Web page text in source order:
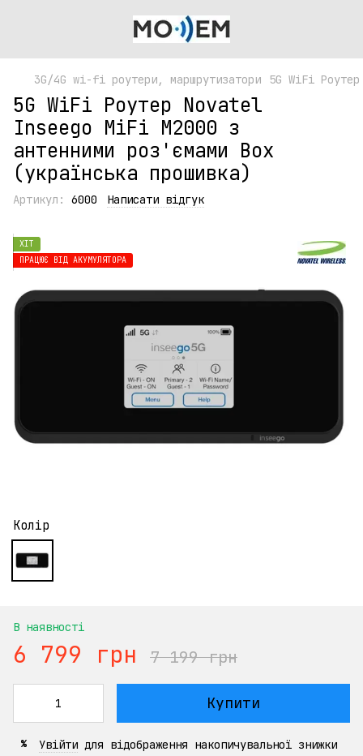
3G/4G wi-fi роутери, маршрутизатори 5G WiFi
5G WiFi Роутер Novatel
Inseego MiFi M2000 з
антенними роз'ємами Box
(українська прошивка)
Артикул: 6000 Написати відгук
ХІТ
ПРАЦЮЄ ВІД АКУМУЛЯТОРА
Колір
В наявності
6 799 грн 7 199 грн
Купити
% Увійти для відображення накопичувальної знижки